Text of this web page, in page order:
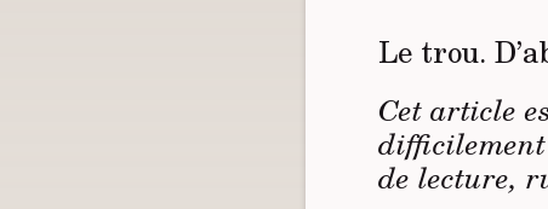
Le trou.
Cet article
difficilement
de lecture,